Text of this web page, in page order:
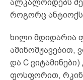
ალკალოიდებს
როგორც
ხილი მდიდარია
ამინომჟავებით,
და C
ფოსფორით,